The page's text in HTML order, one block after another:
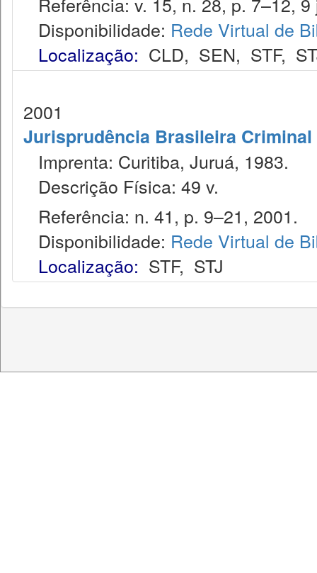
Disponibilidade: Rede Virtual de
Localização: CLD, SEN, STF,
2001
Jurisprudência Brasileira Criminal
Imprenta: Curitiba, Juruá, 1983.
Descrição Física: 49 v.
Referência: n. 41, p. 9–21, 2001.
Disponibilidade: Rede Virtual de
Localização: STF, STJ